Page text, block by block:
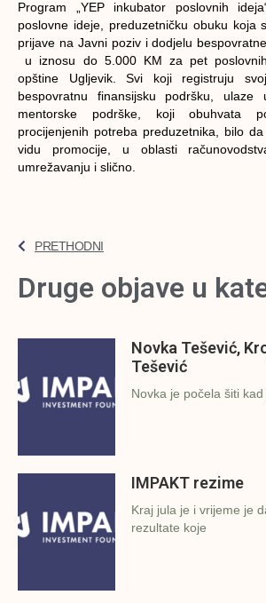
Program „YEP inkubator poslovnih
poslovne ideje, preduzetničku obuku koja
prijave na Javni poziv i dodjelu
u iznosu do 5.000 KM za pet
opštine Ugljevik. Svi koji registruju
bespovratnu finansijsku podršku,
mentorske podrške, koji obuhvata
procijenjenih potreba preduzetnika, bilo
vidu promocije, u oblasti
umrežavanju i slično.
PRETHODNI
Druge objave u
Novka Tešević,
Tešević
Novka je počela šiti
IMPAKT rezime
Kraj jula je i vrijeme je
rezultate koje